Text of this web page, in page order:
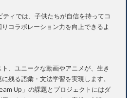
ィでは、子供たちが自信を持ってコ
コラボレーション力を向上できるよ
、ユニークな動画やアニメが、生き
残る語彙・文法学習を実現します。
Up」の課題とプロジェクトにはダ